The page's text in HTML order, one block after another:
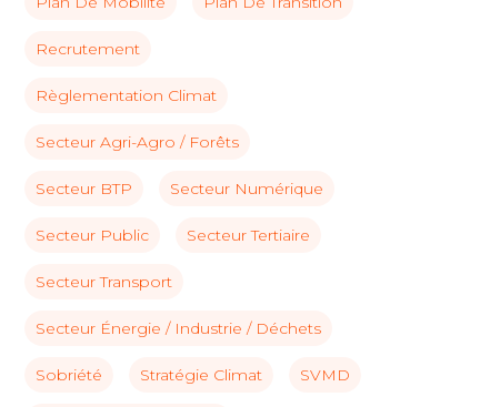
Recrutement
Règlementation Climat
Secteur Agri-Agro / Forêts
Secteur BTP Secteur Numérique
Secteur Public Secteur Tertiaire
Secteur Transport
Secteur Énergie / Industrie / Déchets
Sobriété Stratégie Climat SVMD